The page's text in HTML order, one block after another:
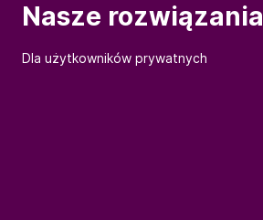
Nasze rozwiązania
Dla użytkowników prywatnych